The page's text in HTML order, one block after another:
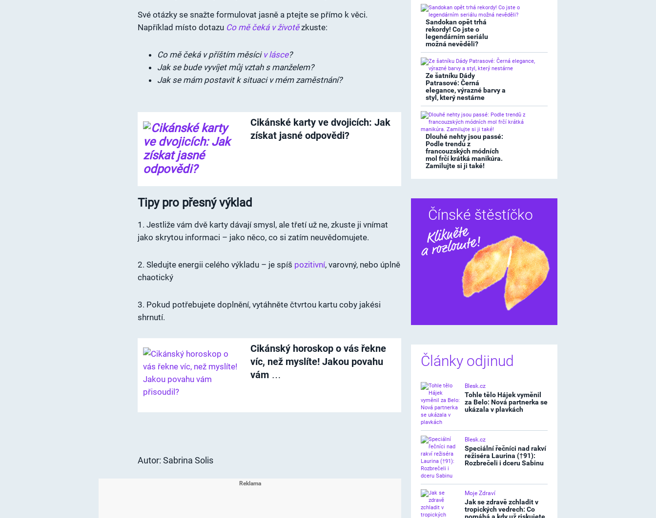
Své otázky se snažte formulovat jasně a ptejte se přímo k věci.
Například místo dotazu Co mě čeká v životězkuste:
Co mě čeká v příštím měsíci v lásce?
Jak se bude vyvíjet můj vztah s manželem?
Jak se mám postavit k situaci v mém zaměstnání?
Cikánské karty ve dvojicích: Jak
získat jasné odpovědi?
Tipy pro přesný výklad
1. Jestliže vám dvě karty dávají smysl, ale třetí už ne, zkuste ji vnímat
jako skrytou informaci – jako něco, co si zatím neuvědomujete.
2. Sledujte energii celého výkladu – je spíš pozitivní, varovný, nebo úplně
chaotický
3. Pokud potřebujete doplnění, vytáhněte čtvrtou kartu coby jakési
shrnutí.
Cikánský horoskop o vás řekne
víc, než myslíte! Jakou povahu
vám …
Autor: Sabrina Solis
Sandokan opět trhá
rekordy! Co jste o
legendárním seriálu
možná nevěděli?
Ze šatníku Dády
Patrasové: Černá
elegance, výrazné barvy a
styl, který nestárne
Dlouhé nehty jsou passé:
Podle trendů z
francouzských módních
mol frčí krátká manikúra.
Zamilujte si ji také!
Čínské štěstíčko
Sdílet
Články odjinud
Blesk.cz
Tohle tělo Hájek vyměnil
za Belo: Nová partnerka se
ukázala v plavkách
Blesk.cz
Speciální řečníci nad rakví
režiséra Laurina (†91):
Rozbrečeli i dceru Sabinu
Moje Zdraví
Jak se zdravě zchladit v
tropických vedrech: Co